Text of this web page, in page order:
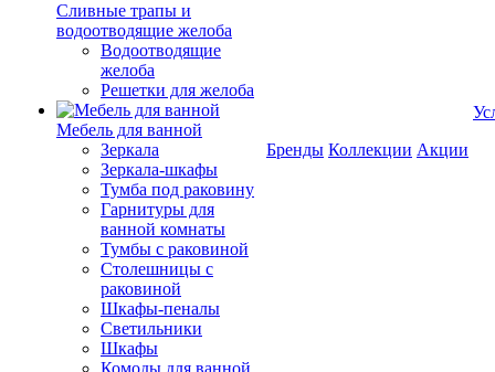
Cливные трапы и
водоотводящие желоба
Водоотводящие
желоба
Решетки для желоба
Мебель для ванной
Зеркала
Зеркала-шкафы
Тумба под раковину
Гарнитуры для
ванной комнаты
Тумбы с раковиной
Столешницы с
раковиной
Шкафы-пеналы
Светильники
Шкафы
Комоды для ванной
Бренды Коллекции Акции